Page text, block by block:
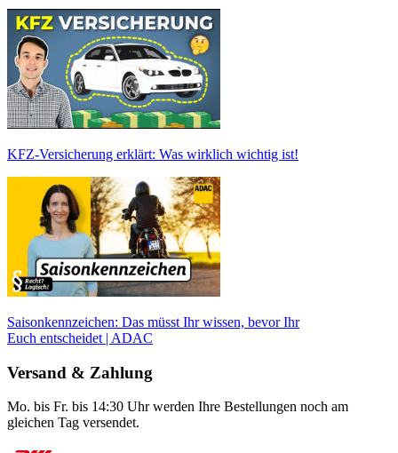
KFZ-Versicherung erklärt: Was wirklich wichtig ist!
Saisonkennzeichen: Das müsst Ihr wissen, bevor Ihr
Euch entscheidet | ADAC
Versand & Zahlung
Mo. bis Fr. bis 14:30 Uhr werden Ihre Bestellungen noch am
gleichen Tag versendet.